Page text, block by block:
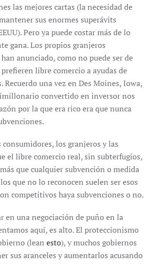
las mejores cartas (la necesidad de
sus enormes superávits
Pero ya puede costar más de lo
gana. Los propios granjeros
anunciado, como no puede ser de
libre comercio a ayudas de
Recuerdo una vez en Des Moines, Iowa,
convertido en inversor nos
por la que era rico era que nunca
consumidores, los granjeros y las
el libre comercio real, sin subterfugios,
que cualquier subvención o medida
que no lo reconocen suelen ser esos
competitivos haya subvenciones o no.
en una negociación de puño en la
aquí, es alto. El proteccionismo
(lean esto), y muchos gobiernos
sus aranceles y aumentarlos acusando